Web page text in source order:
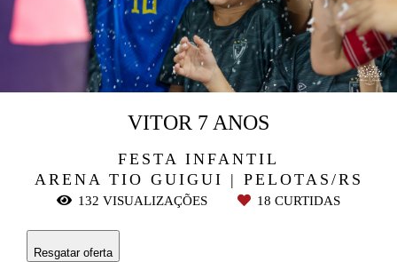
FESTA INFANTIL
ARENA TIO GUIGUI | PELOTAS/RS
VITOR 7 ANOS
132 VISUALIZAÇÕES 18 CURTIDAS
Resgatar oferta